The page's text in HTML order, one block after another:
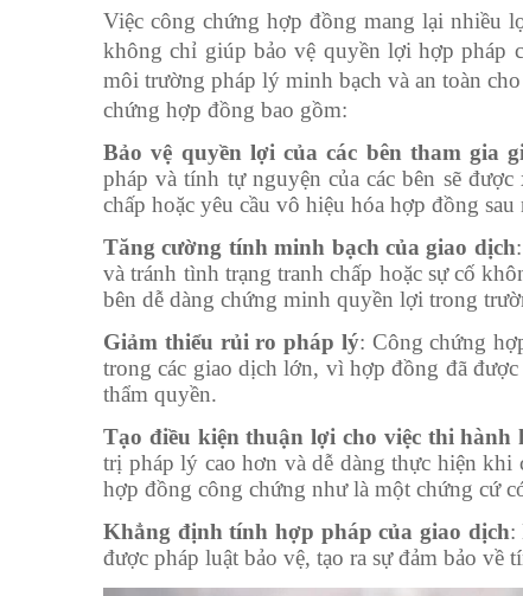
Việc công chứng hợp đồng mang lại nhiều
không chỉ giúp bảo vệ quyền lợi hợp pháp
môi trường pháp lý minh bạch và an toàn
chứng hợp đồng bao gồm:
Bảo vệ quyền lợi của các bên tham gia
pháp và tính tự nguyện của các bên sẽ
chấp hoặc yêu cầu vô hiệu hóa hợp đồng sau
Tăng cường tính minh bạch của giao dịch
và tránh tình trạng tranh chấp hoặc sự cố
bên dễ dàng chứng minh quyền lợi trong
Giảm thiểu rủi ro pháp lý: Công chứng
trong các giao dịch lớn, vì hợp đồng đã
thẩm quyền.
Tạo điều kiện thuận lợi cho việc thi hành
trị pháp lý cao hơn và dễ dàng thực hiện khi
hợp đồng công chứng như là một chứng cứ
Khẳng định tính hợp pháp của giao dịch:
được pháp luật bảo vệ, tạo ra sự đảm bảo về